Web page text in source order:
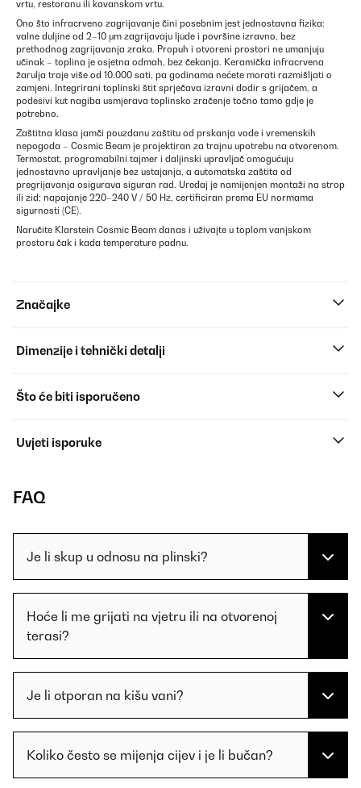
vrtu, restoranu ili kavanskom vrtu.
Ono što infracrveno zagrijavanje čini posebnim jest jednostavna fizika:
valne duljine od 2–10 μm zagrijavaju ljude i površine izravno, bez
prethodnog zagrijavanja zraka. Propuh i otvoreni prostori ne umanjuju
učinak – toplina je osjetna odmah, bez čekanja. Keramička infracrvena
žarulja traje više od 10.000 sati, pa godinama nećete morati razmišljati o
zamjeni. Integrirani toplinski štit sprječava izravni dodir s grijačem, a
podesivi kut nagiba usmjerava toplinsko zračenje točno tamo gdje je
potrebno.
Zaštitna klasa jamči pouzdanu zaštitu od prskanja vode i vremenskih
nepogoda – Cosmic Beam je projektiran za trajnu upotrebu na otvorenom.
Termostat, programabilni tajmer i daljinski upravljač omogućuju
jednostavno upravljanje bez ustajanja, a automatska zaštita od
pregrijavanja osigurava siguran rad. Uređaj je namijenjen montaži na strop
ili zid; napajanje 220–240 V / 50 Hz, certificiran prema EU normama
sigurnosti (CE).
Naručite Klarstein Cosmic Beam danas i uživajte u toplom vanjskom
prostoru čak i kada temperature padnu.
Značajke
Dimenzije i tehnički detalji
Što će biti isporučeno
Uvjeti isporuke
FAQ
Je li skup u odnosu na plinski?
Hoće li me grijati na vjetru ili na otvorenoj
terasi?
Je li otporan na kišu vani?
Koliko često se mijenja cijev i je li bučan?